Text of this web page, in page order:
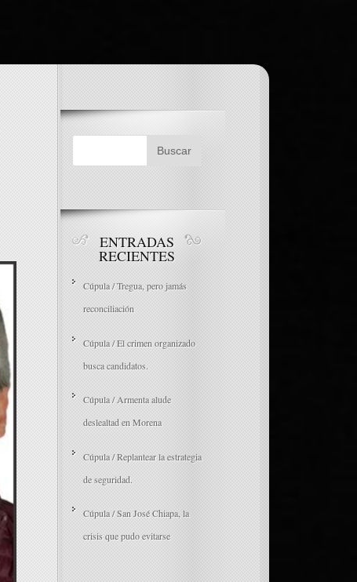
ENTRADAS
RECIENTES
Cúpula / Tregua, pero jamás
reconciliación
Cúpula / El crimen organizado
busca candidatos.
Cúpula / Armenta alude
deslealtad en Morena
Cúpula / Replantear la estrategia
de seguridad.
Cúpula / San José Chiapa, la
crisis que pudo evitarse